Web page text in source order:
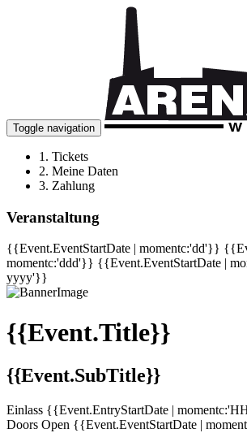
Toggle navigation
1. Tickets
2. Meine Daten
3. Zahlung
Veranstaltung
{{Event.EventStartDate | momentc:'dd'}}
momentc:'ddd'}} {{Event.EventStartDate |
yyyy'}}
{{Event.Title}}
{{Event.SubTitle}}
Einlass {{Event.EntryStartDate |
Doors Open {{Event.EventStartDate |